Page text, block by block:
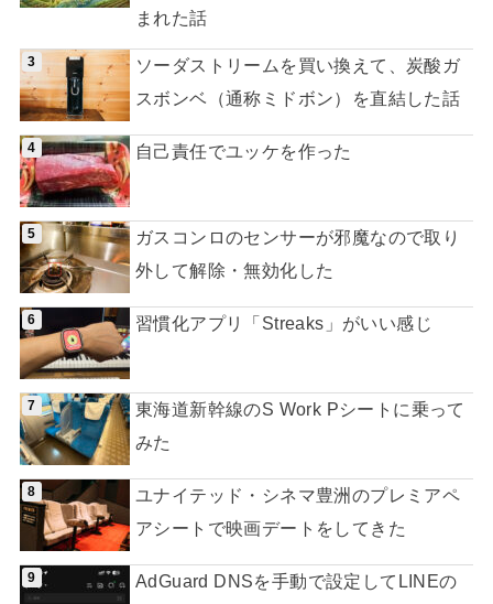
まれた話
ソーダストリームを買い換えて、炭酸ガ
スボンベ（通称ミドボン）を直結した話
自己責任でユッケを作った
ガスコンロのセンサーが邪魔なので取り
外して解除・無効化した
習慣化アプリ「Streaks」がいい感じ
東海道新幹線のS Work Pシートに乗って
みた
ユナイテッド・シネマ豊洲のプレミアペ
アシートで映画デートをしてきた
AdGuard DNSを手動で設定してLINEの